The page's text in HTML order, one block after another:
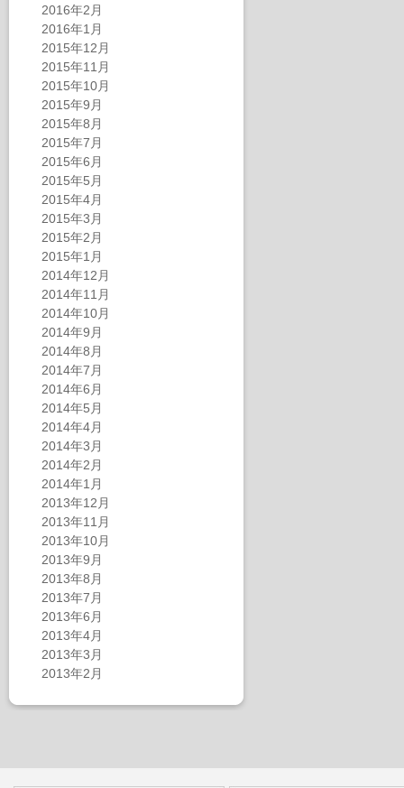
2016年2月
2016年1月
2015年12月
2015年11月
2015年10月
2015年9月
2015年8月
2015年7月
2015年6月
2015年5月
2015年4月
2015年3月
2015年2月
2015年1月
2014年12月
2014年11月
2014年10月
2014年9月
2014年8月
2014年7月
2014年6月
2014年5月
2014年4月
2014年3月
2014年2月
2014年1月
2013年12月
2013年11月
2013年10月
2013年9月
2013年8月
2013年7月
2013年6月
2013年4月
2013年3月
2013年2月